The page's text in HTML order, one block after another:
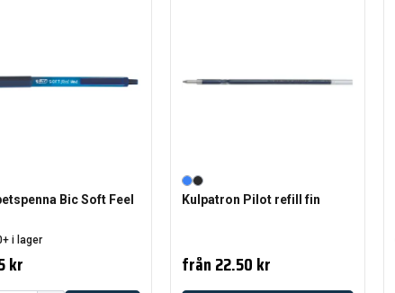
Bic Soft Feel
i lager
kr
Kulpatron Pilot refill fin
från22.50 kr